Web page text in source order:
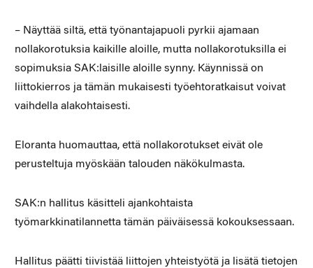
– Näyttää siltä, että työnantajapuoli pyrkii ajamaan
nollakorotuksia kaikille aloille, mutta nollakorotuksilla ei
sopimuksia SAK:laisille aloille synny. Käynnissä on
liittokierros ja tämän mukaisesti työehtoratkaisut voivat
vaihdella alakohtaisesti.
Eloranta huomauttaa, että nollakorotukset eivät ole
perusteltuja myöskään talouden näkökulmasta.
SAK:n hallitus käsitteli ajankohtaista
työmarkkinatilannetta tämän päiväisessä kokouksessaan.
Hallitus päätti tiivistää liittojen yhteistyötä ja lisätä tietojen